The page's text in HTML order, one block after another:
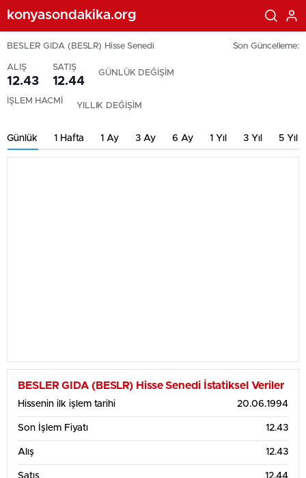
konyasondakika.org
BESLER GIDA (BESLR) Hisse Senedi Son Güncelleme:
ALIŞ
12.43
SATIŞ
12.44
GÜNLÜK DEĞİŞİM
İŞLEM HACMİ YILLIK DEĞİŞİM
Günlük 1 Hafta 1 Ay 3 Ay 6 Ay 1 Yıl 3 Yıl 5 Yıl
BESLER GIDA (BESLR) Hisse Senedi İstatiksel Veriler
Hissenin ilk işlem tarihi 20.06.1994
Son İşlem Fiyatı 12.43
Alış 12.43
Satış 12.44